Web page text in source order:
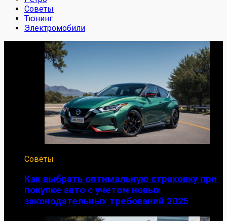
Советы
Тюнинг
Электромобили
Советы
Как выбрать оптимальную страховку при
покупке авто с учетом новых
законодательных требований 2025